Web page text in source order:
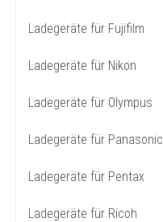
Ladegeräte für Fujifilm
Ladegeräte für Nikon
Ladegeräte für Olympus
Ladegeräte für Panasonic
Ladegeräte für Pentax
Ladegeräte für Ricoh